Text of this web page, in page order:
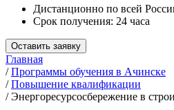
Дистанционно по всей
Срок получения: 24 часа
Оставить заявку
Главная
/Программы обучения в Ачинске
/Повышение квалификации
/Энергоресурсосбережение в